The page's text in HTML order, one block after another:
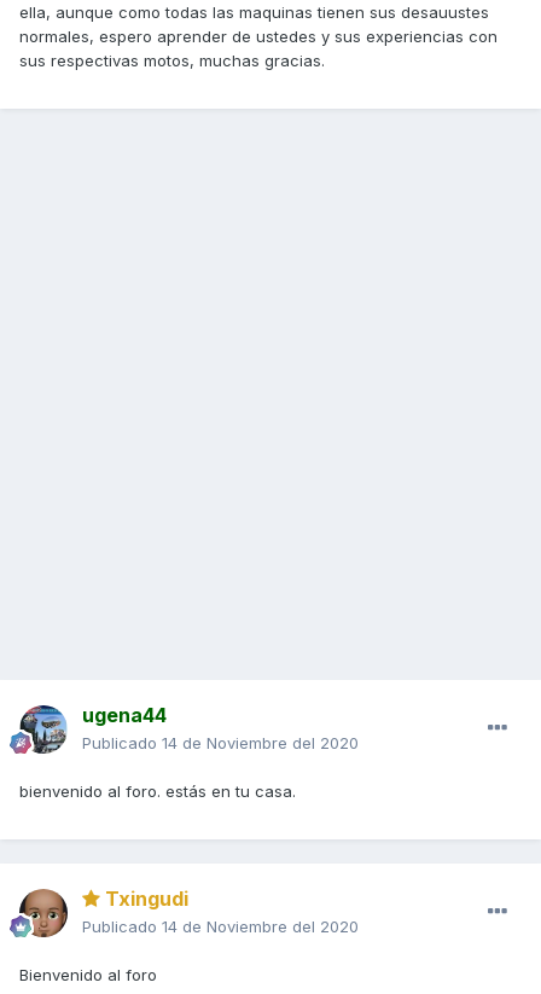
ella, aunque como todas las maquinas tienen sus desauustes
normales, espero aprender de ustedes y sus experiencias con
sus respectivas motos, muchas gracias.
ugena44
Publicado 14 de Noviembre del 2020
bienvenido al foro. estás en tu casa.
Txingudi
Publicado 14 de Noviembre del 2020
Bienvenido al foro